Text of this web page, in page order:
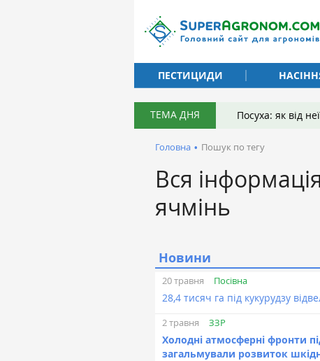
ПЕСТИЦИДИ
ТЕМА ДНЯ Посуха: як від
Головна • Пошук по тегу
Вся
ячмінь
Новини
20 травня Посівна
28,4 тисяч га під кукурудзу
2 травня ЗЗР
Холодні атмосферні фронти
загальмували розвиток